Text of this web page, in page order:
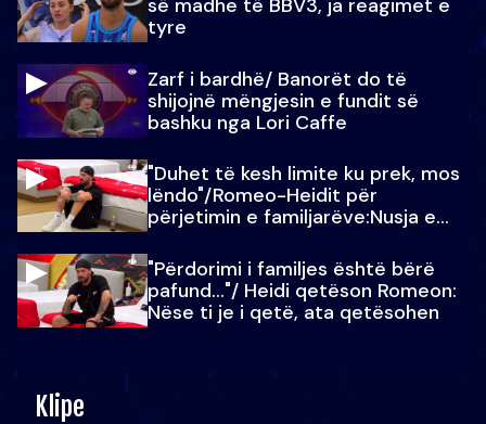
së madhe të BBV3, ja reagimet e
tyre
Zarf i bardhë/ Banorët do të
shijojnë mëngjesin e fundit së
bashku nga Lori Caffe
"Duhet të kesh limite ku prek, mos
lëndo"/Romeo-Heidit për
përjetimin e familjarëve:Nusja e
"Përdorimi i familjes është bërë
pafund…"/ Heidi qetëson Romeon:
Nëse ti je i qetë, ata qetësohen
Klipe